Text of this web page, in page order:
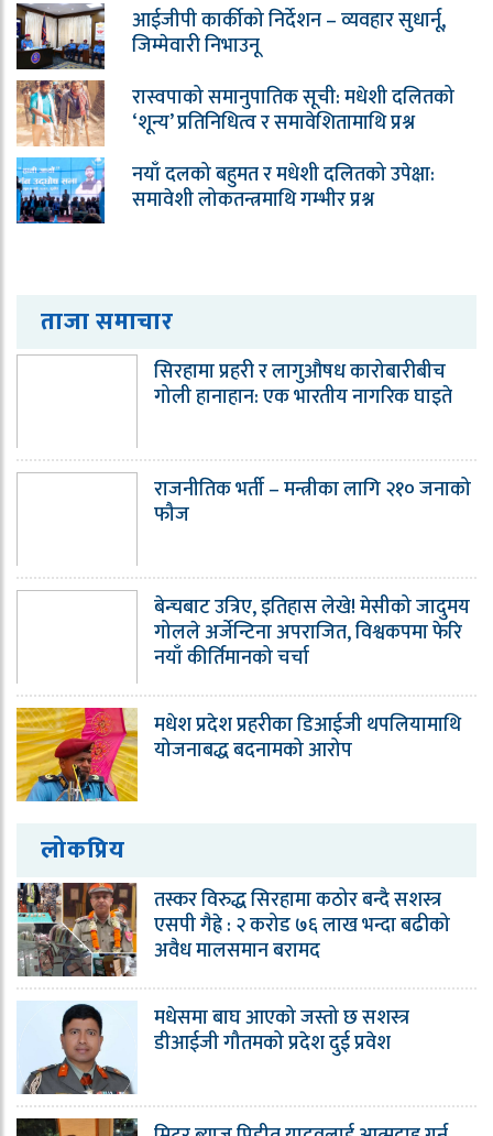
आईजीपी कार्कीको निर्देशन – व्यवहार सुधार्नू,
जिम्मेवारी निभाउनू
रास्वपाको समानुपातिक सूची: मधेशी दलितको
‘शून्य’ प्रतिनिधित्व र समावेशितामाथि प्रश्न
नयाँ दलको बहुमत र मधेशी दलितको उपेक्षा:
समावेशी लोकतन्त्रमाथि गम्भीर प्रश्न
ताजा समाचार
सिरहामा प्रहरी र लागुऔषध कारोबारीबीच
गोली हानाहान: एक भारतीय नागरिक घाइते
राजनीतिक भर्ती – मन्त्रीका लागि २१० जनाको
फौज
बेन्चबाट उत्रिए, इतिहास लेखे! मेसीको जादुमय
गोलले अर्जेन्टिना अपराजित, विश्वकपमा फेरि
नयाँ कीर्तिमानको चर्चा
मधेश प्रदेश प्रहरीका डिआईजी थपलियामाथि
योजनाबद्ध बदनामको आरोप
लोकप्रिय
तस्कर विरुद्ध सिरहामा कठोर बन्दै सशस्त्र
एसपी गैह्रे : २ करोड ७६ लाख भन्दा बढीको
अवैध मालसमान बरामद
मधेसमा बाघ आएको जस्तो छ सशस्त्र
डीआईजी गौतमको प्रदेश दुई प्रवेश